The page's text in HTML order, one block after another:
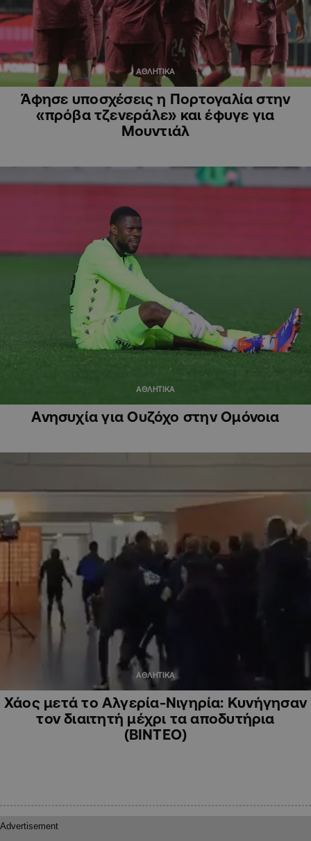
ΑΘΛΗΤΙΚΑ
Άφησε υποσχέσεις η Πορτογαλία στην
«πρόβα τζενεράλε» και έφυγε για
Μουντιάλ
ΑΘΛΗΤΙΚΑ
Ανησυχία για Ουζόχο στην Ομόνοια
ΑΘΛΗΤΙΚΑ
Χάος μετά το Αλγερία-Νιγηρία: Κυνήγησαν
τον διαιτητή μέχρι τα αποδυτήρια
(ΒΙΝΤΕΟ)